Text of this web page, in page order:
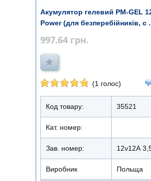
Акумулятор гелевий PM-GEL
Power (для безперебійників, с
997.64 грн.
(1 голос)
Код товару: 35521
Кат. номер:
Зав. номер: 12v12А
Виробник Польща